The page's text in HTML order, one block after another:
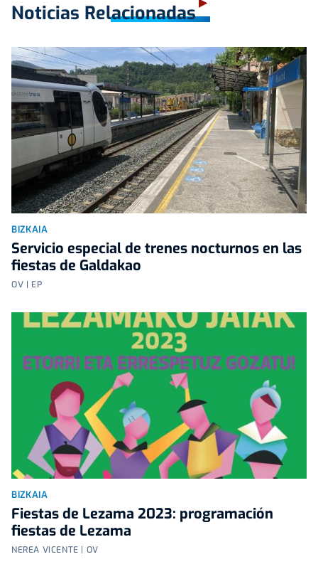
Noticias Relacionadas
BIZKAIA
Servicio especial de trenes nocturnos en las
fiestas de Galdakao
OV | EP
BIZKAIA
Fiestas de Lezama 2023: programación
fiestas de Lezama
NEREA VICENTE | OV